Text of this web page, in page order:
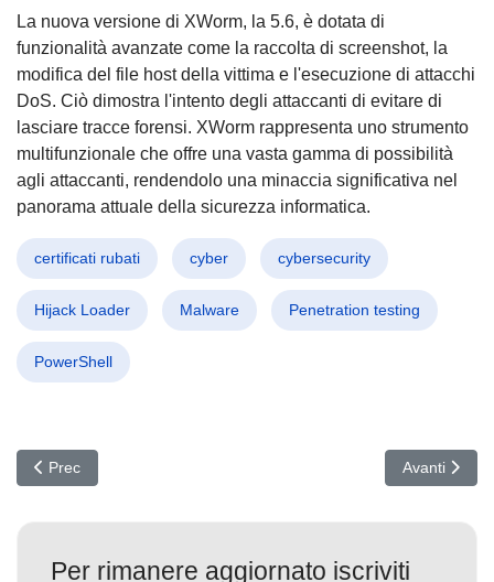
La nuova versione di XWorm, la 5.6, è dotata di
funzionalità avanzate come la raccolta di screenshot, la
modifica del file host della vittima e l'esecuzione di attacchi
DoS. Ciò dimostra l'intento degli attaccanti di evitare di
lasciare tracce forensi. XWorm rappresenta uno strumento
multifunzionale che offre una vasta gamma di possibilità
agli attaccanti, rendendolo una minaccia significativa nel
panorama attuale della sicurezza informatica.
certificati rubati cyber cybersecurity
Hijack Loader Malware Penetration testing
PowerShell
Articolo precedente: DarkVision RAT: Il Malware Economico che
Prec Articolo
Avanti
Per rimanere aggiornato iscriviti